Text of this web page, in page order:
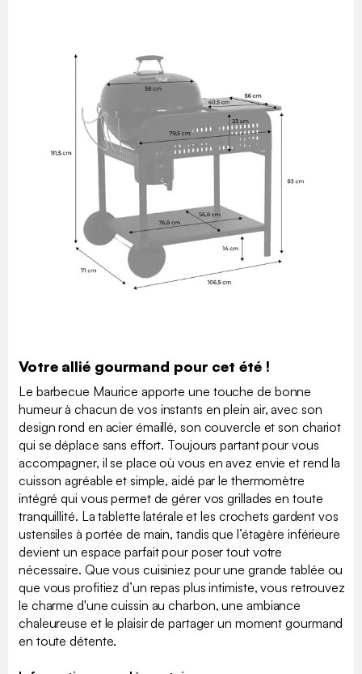
Votre allié gourmand pour cet été !
Le barbecue Maurice apporte une touche de bonne
humeur à chacun de vos instants en plein air, avec son
design rond en acier émaillé, son couvercle et son chariot
qui se déplace sans effort. Toujours partant pour vous
accompagner, il se place où vous en avez envie et rend la
cuisson agréable et simple, aidé par le thermomètre
intégré qui vous permet de gérer vos grillades en toute
tranquillité. La tablette latérale et les crochets gardent vos
ustensiles à portée de main, tandis que l’étagère inférieure
devient un espace parfait pour poser tout votre
nécessaire. Que vous cuisiniez pour une grande tablée ou
que vous profitiez d’un repas plus intimiste, vous retrouvez
le charme d'une cuissin au charbon, une ambiance
chaleureuse et le plaisir de partager un moment gourmand
en toute détente.